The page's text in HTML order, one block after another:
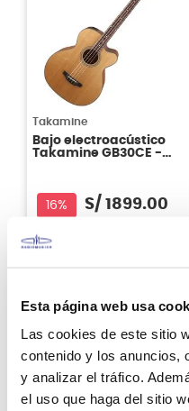
Esta página web usa
Las cookies de este sitio
contenido y los anuncios,
y analizar el tráfico.
el uso que haga del sitio
Takamine
Bajo electroacústico
Takamine GB30CE -
16% S/ 1899.00
Agregar